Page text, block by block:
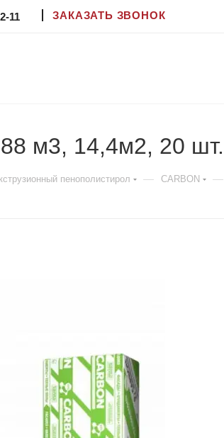
11 ЗАКАЗАТЬ ЗВОНОК
м3, 14,4м2, 20 шт.
пенополистирол — CARBON —